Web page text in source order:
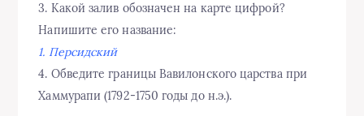
3. Какой залив обозначен на карте цифрой?
Напишите его название:
1. Персидский
4. Обведите границы Вавилонского царства при
Хаммурапи (1792-1750 годы до н.э.).